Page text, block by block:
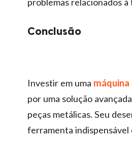
Conclusão
Investir em uma
por uma solução
peças metálicas. Seu
ferramenta indispensável